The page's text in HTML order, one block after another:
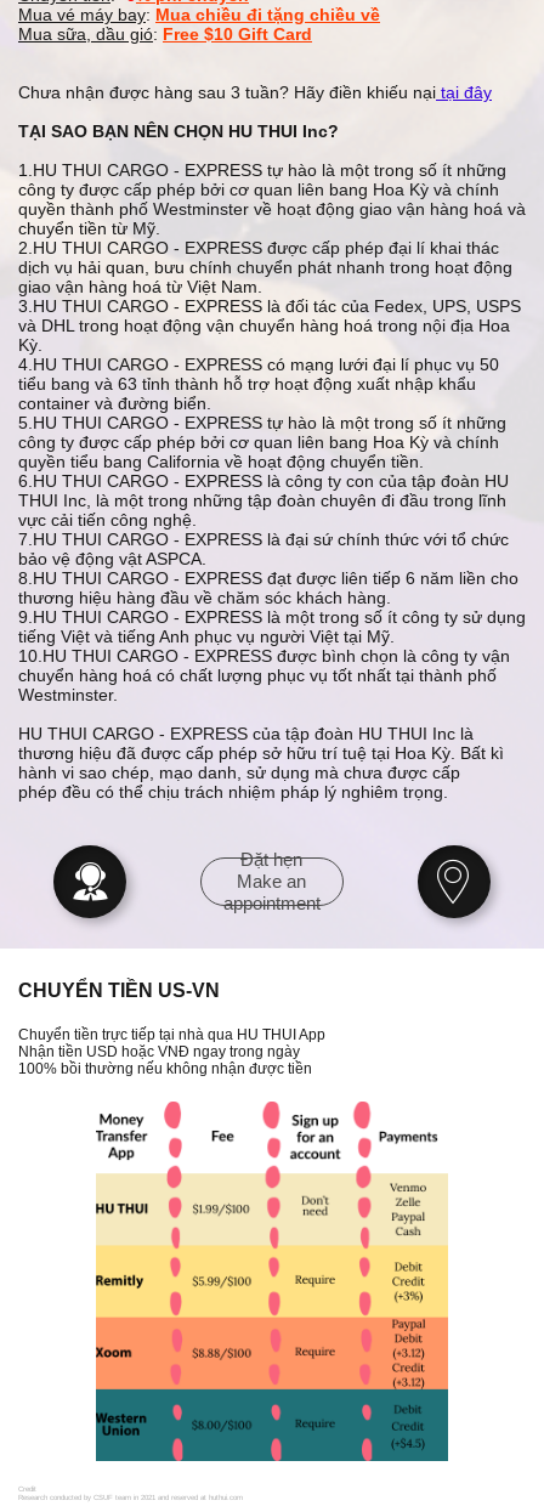
Mua vé máy bay: Mua chiều đi tặng chiều về
Mua sữa, dầu gió: Free $10 Gift Card
Chưa nhận được hàng sau 3 tuần? Hãy điền khiếu nại tại đây
TẠI SAO BẠN NÊN CHỌN HU THUI Inc?
1.HU THUI CARGO - EXPRESS tự hào là một trong số ít những
công ty được cấp phép bởi cơ quan liên bang Hoa Kỳ và chính
quyền thành phố Westminster về hoạt động giao vận hàng hoá và
chuyển tiền từ Mỹ.
2.HU THUI CARGO - EXPRESS được cấp phép đại lí khai thác
dịch vụ hải quan, bưu chính chuyển phát nhanh trong hoạt động
giao vận hàng hoá từ Việt Nam.
3.HU THUI CARGO - EXPRESS là đối tác của Fedex, UPS, USPS
và DHL trong hoạt động vận chuyển hàng hoá trong nội địa Hoa
Kỳ.
4.HU THUI CARGO - EXPRESS có mạng lưới đại lí phục vụ 50
tiểu bang và 63 tỉnh thành hỗ trợ hoạt động xuất nhập khẩu
container và đường biển.
5.HU THUI CARGO - EXPRESS tự hào là một trong số ít những
công ty được cấp phép bởi cơ quan liên bang Hoa Kỳ và chính
quyền tiểu bang California về hoạt động chuyển tiền.
6.HU THUI CARGO - EXPRESS là công ty con của tập đoàn HU
THUI Inc, là một trong những tập đoàn chuyên đi đầu trong lĩnh
vực cải tiến công nghệ.
7.HU THUI CARGO - EXPRESS là đại sứ chính thức với tổ chức
bảo vệ động vật ASPCA.
8.HU THUI CARGO - EXPRESS đạt được liên tiếp 6 năm liền cho
thương hiệu hàng đầu về chăm sóc khách hàng.
9.HU THUI CARGO - EXPRESS là một trong số ít công ty sử dụng
tiếng Việt và tiếng Anh phục vụ người Việt tại Mỹ.
10.HU THUI CARGO - EXPRESS được bình chọn là công ty vận
chuyển hàng hoá có chất lượng phục vụ tốt nhất tại thành phố
Westminster.
HU THUI CARGO - EXPRESS của tập đoàn HU THUI Inc là
thương hiệu đã được cấp phép sở hữu trí tuệ tại Hoa Kỳ. Bất kì
hành vi sao chép, mạo danh, sử dụng mà chưa được cấp
phép đều có thể chịu trách nhiệm pháp lý nghiêm trọng.

Đặt hẹn
Make an
appointment

CHUYỂN TIỀN US-VN
Chuyển tiền trực tiếp tại nhà qua HU THUI App​​​​​
Nhận tiền USD hoặc VNĐ ngay trong ngày
100% bồi thường nếu không nhận được tiền
Credit
Research conducted by CSUF team in 2021 and reserved at huthui.com